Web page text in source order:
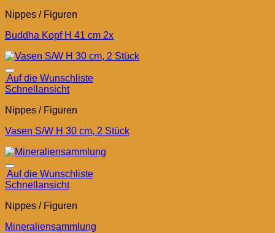
Nippes / Figuren
Buddha Kopf H 41 cm 2x
Auf die Wunschliste
Schnellansicht
Nippes / Figuren
Vasen S/W H 30 cm, 2 Stück
Auf die Wunschliste
Schnellansicht
Nippes / Figuren
Mineraliensammlung